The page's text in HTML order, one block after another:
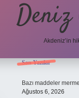
Deniz
Akdeniz’in
Son Yazılar
Bazı maddeler
Ağustos 6, 2026